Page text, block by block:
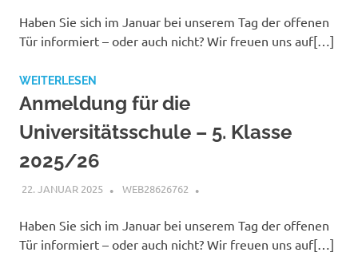
Haben Sie sich im Januar bei unserem Tag der offenen
Tür informiert – oder auch nicht? Wir freuen uns auf[…]
WEITERLESEN
Anmeldung für die
Universitätsschule – 5. Klasse
2025/26
22. JANUAR 2025 WEB28626762
Haben Sie sich im Januar bei unserem Tag der offenen
Tür informiert – oder auch nicht? Wir freuen uns auf[…]